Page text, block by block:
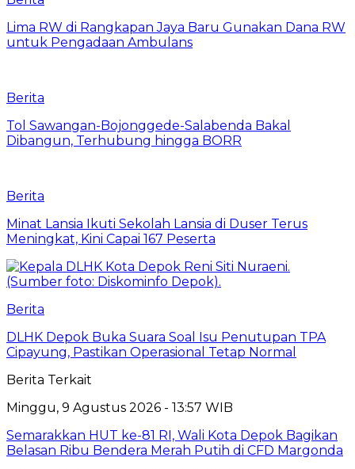
Lima RW di Rangkapan Jaya Baru Gunakan Dana RW
untuk Pengadaan Ambulans
Berita
Tol Sawangan-Bojonggede-Salabenda Bakal
Dibangun, Terhubung hingga BORR
Berita
Minat Lansia Ikuti Sekolah Lansia di Duser Terus
Meningkat, Kini Capai 167 Peserta
Berita
DLHK Depok Buka Suara Soal Isu Penutupan TPA
Cipayung, Pastikan Operasional Tetap Normal
Berita Terkait
Minggu, 9 Agustus 2026 - 13:57 WIB
Semarakkan HUT ke-81 RI, Wali Kota Depok Bagikan
Belasan Ribu Bendera Merah Putih di CFD Margonda